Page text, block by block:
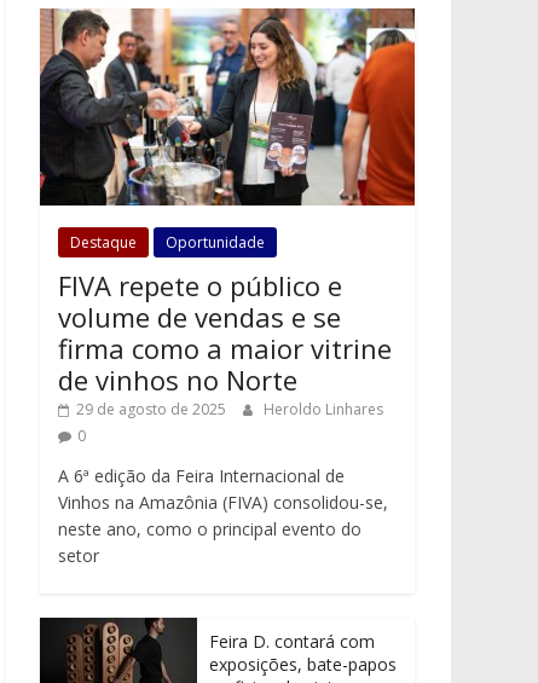
Destaque Oportunidade
FIVA repete o público e
volume de vendas e se
firma como a maior vitrine
de vinhos no Norte
29 de agosto de 2025
Heroldo Linhares
0
A 6ª edição da Feira Internacional de
Vinhos na Amazônia (FIVA) consolidou-se,
neste ano, como o principal evento do
setor
Feira D. contará com
exposições, bate-papos